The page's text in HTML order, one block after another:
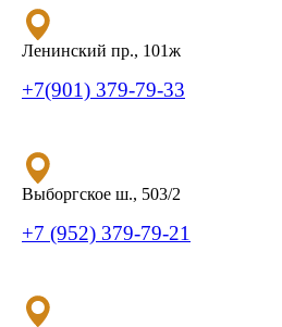
Ленинский пр., 101ж
+7(901) 379-79-33
Выборгское ш., 503/2
+7 (952) 379-79-21